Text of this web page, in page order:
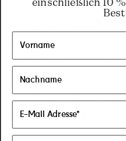
dauern, bis die
Ihrer
erscheint. Wir
benachrichtigen,
bearbeitet wurde.
Kostenlos
einem Kauf
nicht
einschließlich 10